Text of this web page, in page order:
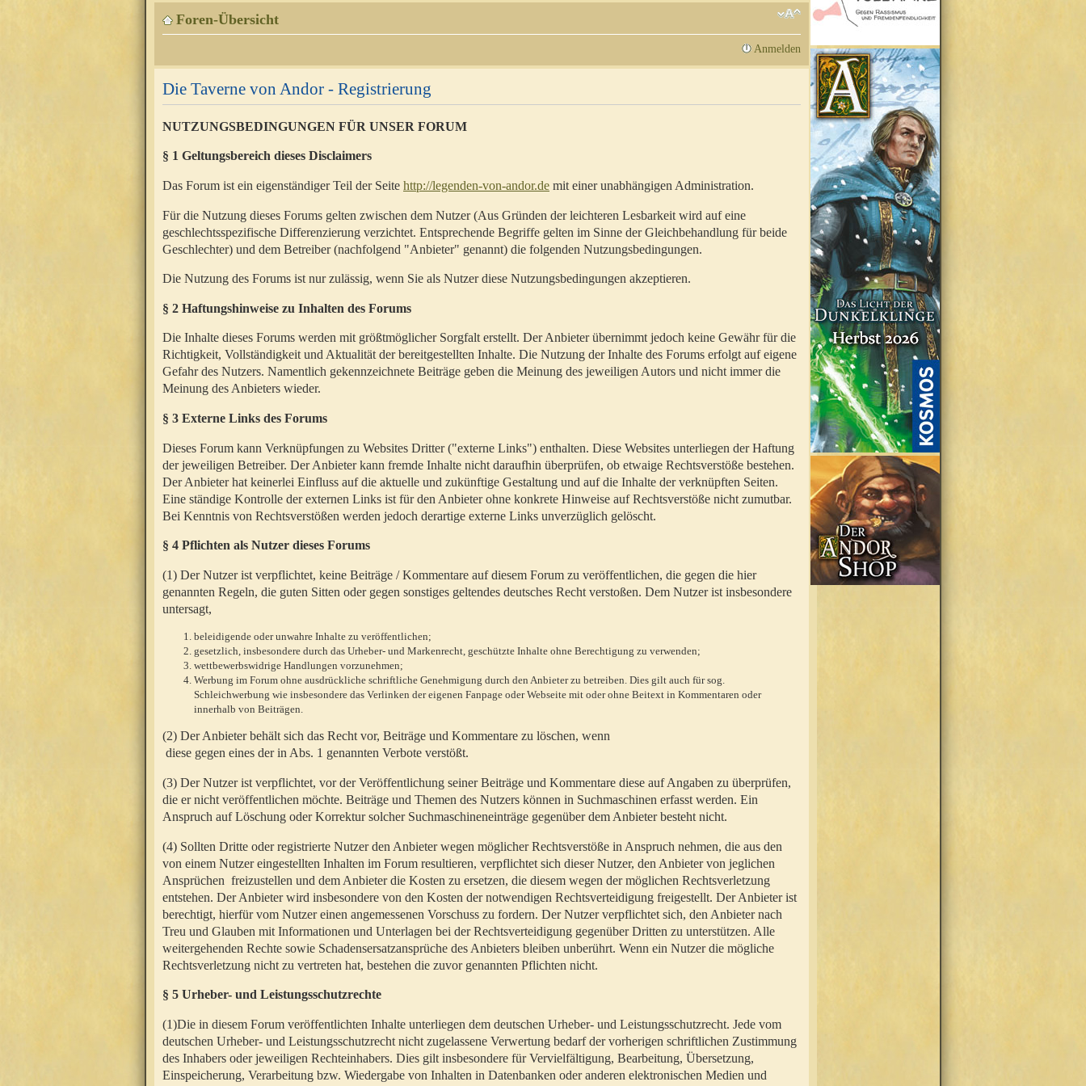
Foren-Übersicht
Anmelden
Die Taverne von Andor - Registrierung
NUTZUNGSBEDINGUNGEN FÜR UNSER FORUM
§ 1 Geltungsbereich dieses Disclaimers
Das Forum ist ein eigenständiger Teil der Seite http://legenden-von-andor.de mit einer unabhängigen Administration.
Für die Nutzung dieses Forums gelten zwischen dem Nutzer (Aus Gründen der leichteren Lesbarkeit wird auf eine
geschlechtsspezifische Differenzierung verzichtet. Entsprechende Begriffe gelten im Sinne der Gleichbehandlung für beide
Geschlechter) und dem Betreiber (nachfolgend "Anbieter" genannt) die folgenden Nutzungsbedingungen.
Die Nutzung des Forums ist nur zulässig, wenn Sie als Nutzer diese Nutzungsbedingungen akzeptieren.
§ 2 Haftungshinweise zu Inhalten des Forums
Die Inhalte dieses Forums werden mit größtmöglicher Sorgfalt erstellt. Der Anbieter übernimmt jedoch keine Gewähr für die
Richtigkeit, Vollständigkeit und Aktualität der bereitgestellten Inhalte. Die Nutzung der Inhalte des Forums erfolgt auf eigene
Gefahr des Nutzers. Namentlich gekennzeichnete Beiträge geben die Meinung des jeweiligen Autors und nicht immer die
Meinung des Anbieters wieder.
§ 3 Externe Links des Forums
Dieses Forum kann Verknüpfungen zu Websites Dritter ("externe Links") enthalten. Diese Websites unterliegen der Haftung
der jeweiligen Betreiber. Der Anbieter kann fremde Inhalte nicht daraufhin überprüfen, ob etwaige Rechtsverstöße bestehen.
Der Anbieter hat keinerlei Einfluss auf die aktuelle und zukünftige Gestaltung und auf die Inhalte der verknüpften Seiten.
Eine ständige Kontrolle der externen Links ist für den Anbieter ohne konkrete Hinweise auf Rechtsverstöße nicht zumutbar.
Bei Kenntnis von Rechtsverstößen werden jedoch derartige externe Links unverzüglich gelöscht.
§ 4 Pflichten als Nutzer dieses Forums
(1) Der Nutzer ist verpflichtet, keine Beiträge / Kommentare auf diesem Forum zu veröffentlichen, die gegen die hier
genannten Regeln, die guten Sitten oder gegen sonstiges geltendes deutsches Recht verstoßen. Dem Nutzer ist insbesondere
untersagt,
beleidigende oder unwahre Inhalte zu veröffentlichen;
gesetzlich, insbesondere durch das Urheber- und Markenrecht, geschützte Inhalte ohne Berechtigung zu verwenden;
wettbewerbswidrige Handlungen vorzunehmen;
Werbung im Forum ohne ausdrückliche schriftliche Genehmigung durch den Anbieter zu betreiben. Dies gilt auch für sog.
Schleichwerbung wie insbesondere das Verlinken der eigenen Fanpage oder Webseite mit oder ohne Beitext in Kommentaren oder
innerhalb von Beiträgen.
(2) Der Anbieter behält sich das Recht vor, Beiträge und Kommentare zu löschen, wenn
diese gegen eines der in Abs. 1 genannten Verbote verstößt.
(3) Der Nutzer ist verpflichtet, vor der Veröffentlichung seiner Beiträge und Kommentare diese auf Angaben zu überprüfen,
die er nicht veröffentlichen möchte. Beiträge und Themen des Nutzers können in Suchmaschinen erfasst werden. Ein
Anspruch auf Löschung oder Korrektur solcher Suchmaschineneinträge gegenüber dem Anbieter besteht nicht.
(4) Sollten Dritte oder registrierte Nutzer den Anbieter wegen möglicher Rechtsverstöße in Anspruch nehmen, die aus den
von einem Nutzer eingestellten Inhalten im Forum resultieren, verpflichtet sich dieser Nutzer, den Anbieter von jeglichen
Ansprüchen freizustellen und dem Anbieter die Kosten zu ersetzen, die diesem wegen der möglichen Rechtsverletzung
entstehen. Der Anbieter wird insbesondere von den Kosten der notwendigen Rechtsverteidigung freigestellt. Der Anbieter ist
berechtigt, hierfür vom Nutzer einen angemessenen Vorschuss zu fordern. Der Nutzer verpflichtet sich, den Anbieter nach
Treu und Glauben mit Informationen und Unterlagen bei der Rechtsverteidigung gegenüber Dritten zu unterstützen. Alle
weitergehenden Rechte sowie Schadensersatzansprüche des Anbieters bleiben unberührt. Wenn ein Nutzer die mögliche
Rechtsverletzung nicht zu vertreten hat, bestehen die zuvor genannten Pflichten nicht.
§ 5 Urheber- und Leistungsschutzrechte
(1)Die in diesem Forum veröffentlichten Inhalte unterliegen dem deutschen Urheber- und Leistungsschutzrecht. Jede vom
deutschen Urheber- und Leistungsschutzrecht nicht zugelassene Verwertung bedarf der vorherigen schriftlichen Zustimmung
des Inhabers oder jeweiligen Rechteinhabers. Dies gilt insbesondere für Vervielfältigung, Bearbeitung, Übersetzung,
Einspeicherung, Verarbeitung bzw. Wiedergabe von Inhalten in Datenbanken oder anderen elektronischen Medien und